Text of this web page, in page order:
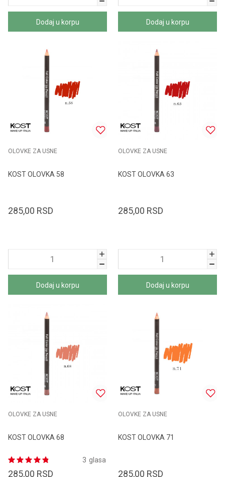
Dodaj u korpu Dodaj u korpu
OLOVKE ZA USNE
KOST OLOVKA 58
285,00 RSD
Dodaj u korpu
OLOVKE ZA USNE
KOST OLOVKA 63
285,00 RSD
Dodaj u korpu
OLOVKE ZA USNE
KOST OLOVKA 68
glasa
3
285,00 RSD
OLOVKE ZA USNE
KOST OLOVKA 71
285,00 RSD